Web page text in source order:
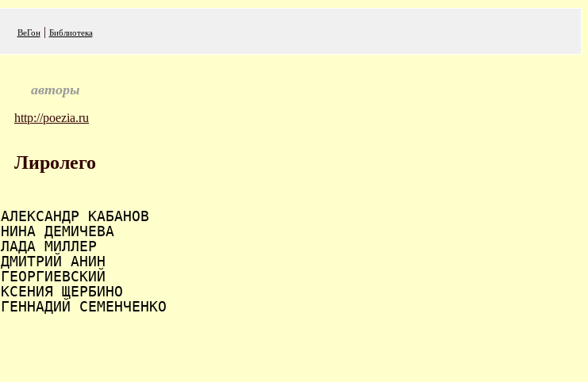
ВеГон| Библиотека
авторы
http://poezia.ru
Лиролего
АЛЕКСАНДР КАБАНОВ
НИНА ДЕМИЧЕВА
ЛАДА МИЛЛЕР
ДМИТРИЙ АНИН
ГЕОРГИЕВСКИЙ
КСЕНИЯ ЩЕРБИНО
ГЕННАДИЙ СЕМЕНЧЕНКО